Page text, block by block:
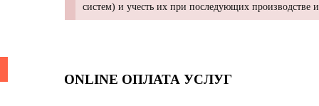
систем) и учесть их при последующих производстве
ONLINE ОПЛАТА УСЛУГ